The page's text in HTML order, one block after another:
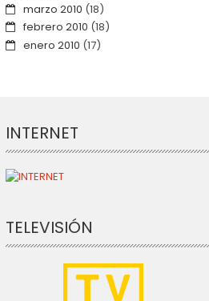
marzo 2010 (18)
febrero 2010 (18)
enero 2010 (17)
INTERNET
TELEVISIÓN